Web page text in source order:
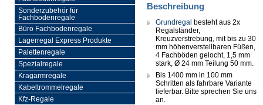
Sonderzubehör für
Fachbodenregale
Büro Fachbodenregale
Lagerregal Express Produkte
Palettenregale
Spezialregale
Kragarmregale
Kabeltrommelregale
Kfz-Regale
Beschreibung
Grundregal besteht aus 2x
Regalständer,
Kreuzverstrebung, mit bis zu 30
mm höhenverstellbaren Füßen,
4 Fachböden gelocht, 1,5 mm
stark, Ø 24 mm Teilung 50 mm.
Bis 1400 mm in 100 mm
Schritten als fahrbare Variante
lieferbar. Bitte sprechen Sie uns
an.